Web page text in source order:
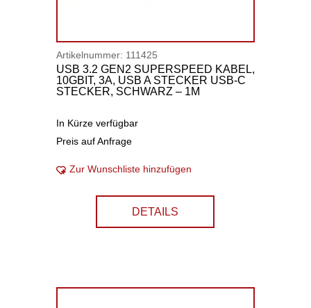
Artikelnummer: 111425
USB 3.2 GEN2 SUPERSPEED KABEL,
10GBIT, 3A, USB A STECKER USB-C
STECKER, SCHWARZ – 1M
In Kürze verfügbar
Preis auf Anfrage
Zur Wunschliste hinzufügen
DETAILS